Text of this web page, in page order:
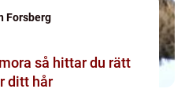
Forsberg
du rätt
ditt hår